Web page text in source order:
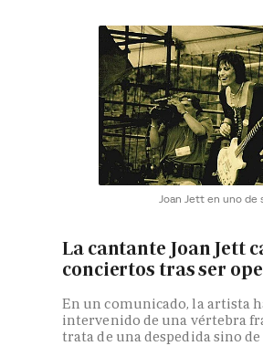
Joan Jett en uno de
La cantante Joan Jett
conciertos tras ser
En un comunicado, la artista
intervenido de una vértebra
trata de una despedida sino de